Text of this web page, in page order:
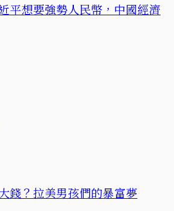
平想要強勢人民幣，中國經濟
錢？拉美男孩們的暴富夢